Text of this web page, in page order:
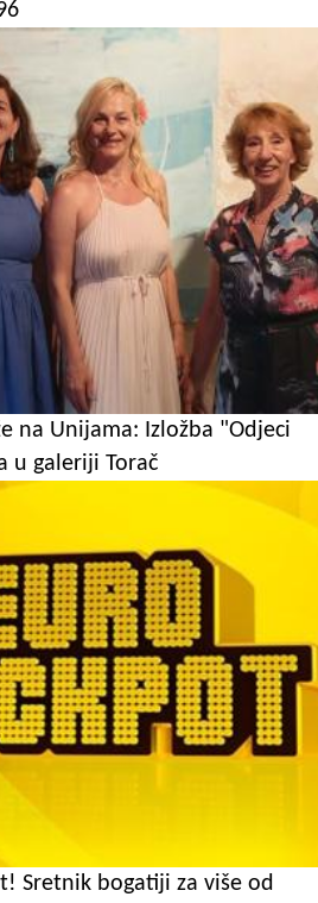
na Unijama: Izložba "Odjeci
u galeriji Torač
Sretnik bogatiji za više od